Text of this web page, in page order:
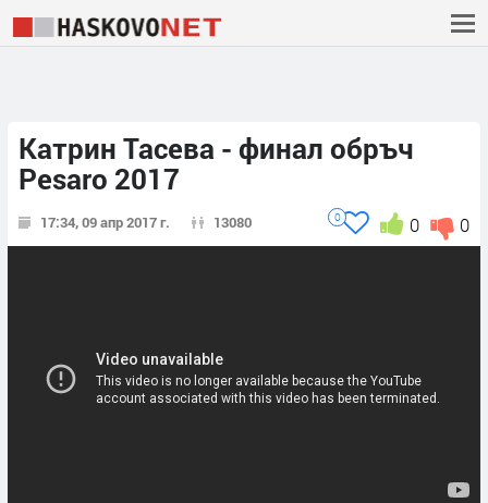
Катрин Тасева - финал обръч
Pesaro 2017
17:34, 09 апр 2017 г. 13080 0
0
0